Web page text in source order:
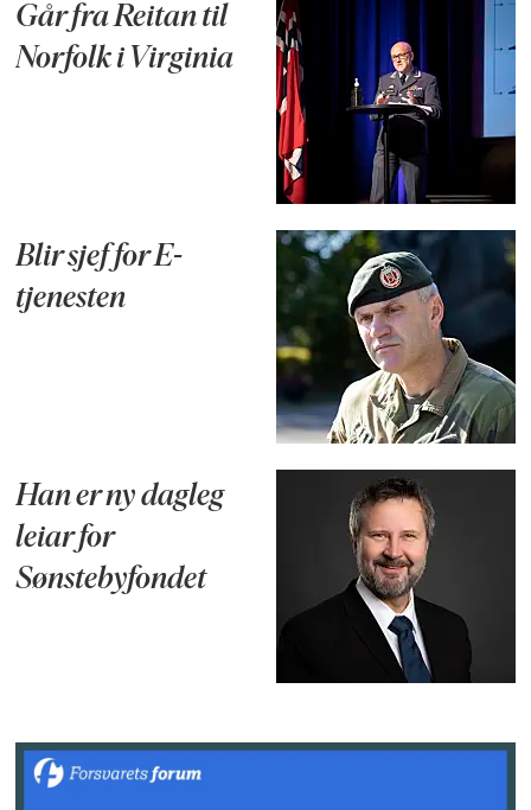
Går fra Reitan til
Norfolk i Virginia
Blir sjef for E-
tjenesten
Han er ny dagleg
leiar for
Sønstebyfondet